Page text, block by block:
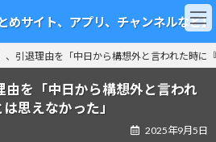
サイト、アプリ、チャンネルなど】
、引退理由を「中日から構想外と言われた時に
を「中日から構想外と言われ
思えなかった」
2025年9月5日